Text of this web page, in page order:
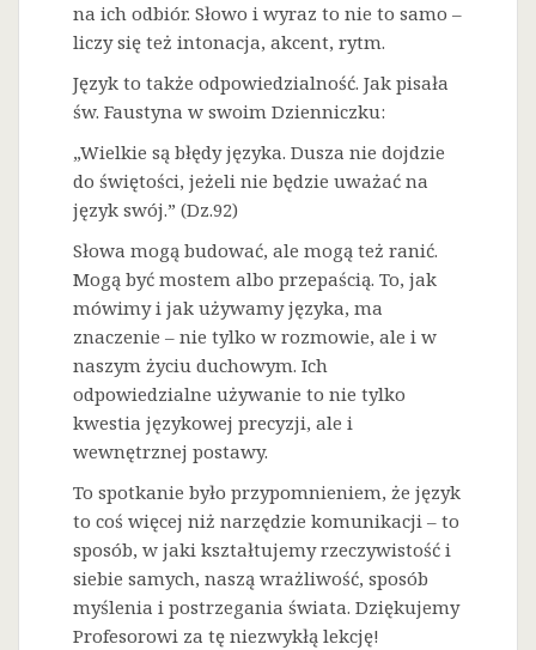
na ich odbiór. Słowo i wyraz to nie to samo –
liczy się też intonacja, akcent, rytm.
Język to także odpowiedzialność. Jak pisała
św. Faustyna w swoim Dzienniczku:
„Wielkie są błędy języka. Dusza nie dojdzie
do świętości, jeżeli nie będzie uważać na
język swój.” (Dz.92)
Słowa mogą budować, ale mogą też ranić.
Mogą być mostem albo przepaścią. To, jak
mówimy i jak używamy języka, ma
znaczenie – nie tylko w rozmowie, ale i w
naszym życiu duchowym. Ich
odpowiedzialne używanie to nie tylko
kwestia językowej precyzji, ale i
wewnętrznej postawy.
To spotkanie było przypomnieniem, że język
to coś więcej niż narzędzie komunikacji – to
sposób, w jaki kształtujemy rzeczywistość i
siebie samych, naszą wrażliwość, sposób
myślenia i postrzegania świata. Dziękujemy
Profesorowi za tę niezwykłą lekcję!